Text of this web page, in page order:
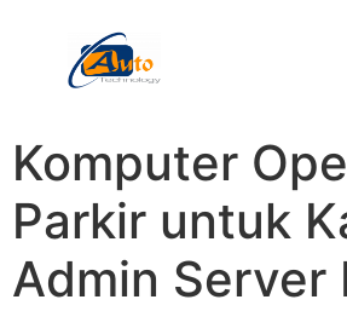
Komputer
Parkir untuk
Admin Server